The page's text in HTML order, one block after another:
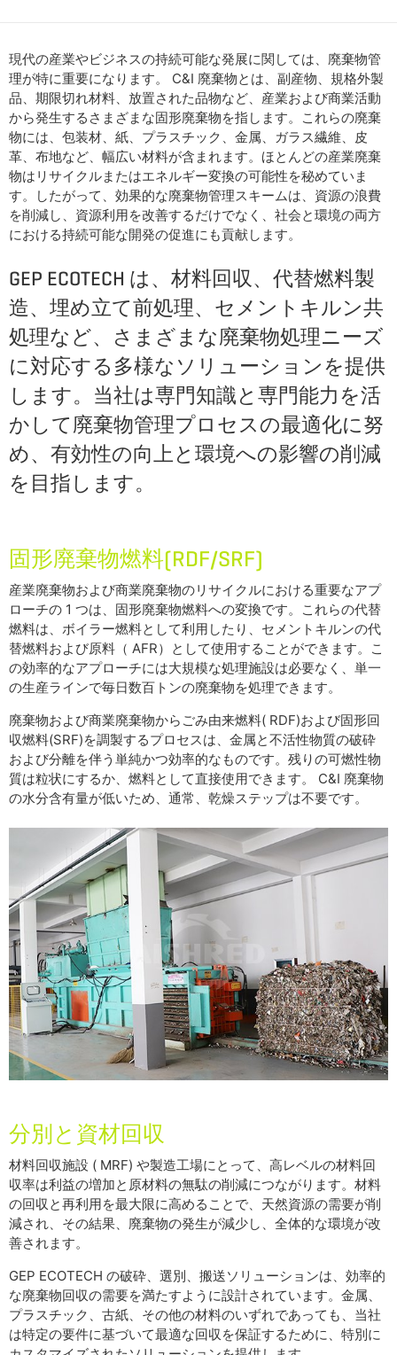
現代の産業やビジネスの持続可能な発展に関しては、廃棄物管
理が特に重要になります。 C&I 廃棄物とは、副産物、規格外製
品、期限切れ材料、放置された品物など、産業および商業活動
から発生するさまざまな固形廃棄物を指します。これらの廃棄
物には、包装材、紙、プラスチック、金属、ガラス繊維、皮
革、布地など、幅広い材料が含まれます。ほとんどの産業廃棄
物はリサイクルまたはエネルギー変換の可能性を秘めていま
す。したがって、効果的な廃棄物管理スキームは、資源の浪費
を削減し、資源利用を改善するだけでなく、社会と環境の両方
における持続可能な開発の促進にも貢献します。
GEP ECOTECH は、材料回収、代替燃料製
造、埋め立て前処理、セメントキルン共
処理など、さまざまな廃棄物処理ニーズ
に対応する多様なソリューションを提供
します。当社は専門知識と専門能力を活
かして廃棄物管理プロセスの最適化に努
め、有効性の向上と環境への影響の削減
を目指します。
固形廃棄物燃料(RDF/SRF)
産業廃棄物および商業廃棄物のリサイクルにおける重要なアプ
ローチの 1 つは、固形廃棄物燃料への変換です。これらの代替
燃料は、ボイラー燃料として利用したり、セメントキルンの代
替燃料および原料（ AFR）として使用することができます。こ
の効率的なアプローチには大規模な処理施設は必要なく、単一
の生産ラインで毎日数百トンの廃棄物を処理できます。
廃棄物および商業廃棄物からごみ由来燃料( RDF)および固形回
収燃料(SRF)を調製するプロセスは、金属と不活性物質の破砕
および分離を伴う単純かつ効率的なものです。残りの可燃性物
質は粒状にするか、燃料として直接使用できます。 C&I 廃棄物
の水分含有量が低いため、通常、乾燥ステップは不要です。
分別と資材回収
材料回収施設 ( MRF) や製造工場にとって、高レベルの材料回
収率は利益の増加と原材料の無駄の削減につながります。材料
の回収と再利用を最大限に高めることで、天然資源の需要が削
減され、その結果、廃棄物の発生が減少し、全体的な環境が改
善されます。
GEP ECOTECH の破砕、選別、搬送ソリューションは、効率的
な廃棄物回収の需要を満たすように設計されています。金属、
プラスチック、古紙、その他の材料のいずれであっても、当社
は特定の要件に基づいて最適な回収を保証するために、特別に